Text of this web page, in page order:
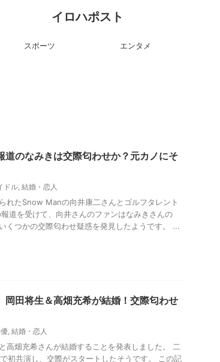
イロハポスト
スポーツ エンタメ
道のなみきは交際匂わせか？元カノにそ
ドル, 結婚・恋人
れたSnow Manの向井康二さんとゴルフタレント
道を受けて、向井さんのファンはなみきさんの
くつかの交際匂わせ疑惑を発見したようです。 ...
岡田将生＆高畑充希が結婚！交際匂わせ
, 結婚・恋人
高畑充希さんが結婚することを発表しました。 二
初共演し、交際がスタートしたそうです。 この記